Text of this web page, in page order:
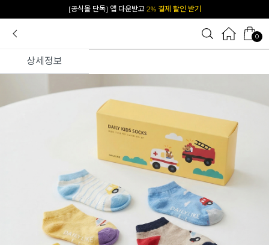
카카오 플친 추가하면1천원 즉시 할인 쿠폰
0
상세정보